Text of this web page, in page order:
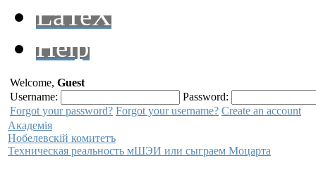
LaTeX
Help
Welcome, Guest
Username:
Password:
Forgot your password? Forgot your username? Create an account
Академiя
Нобелевскiй комитетъ
Техническая реальность мШЭИ или сыграем Моцарта